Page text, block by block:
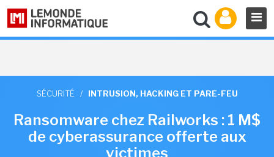
SÉCURITÉ / INTRUSION, HACKING ET PARE-FEU
Ransomware chez Railworks : 1 M$
de cyberassurance offerte aux
victimes